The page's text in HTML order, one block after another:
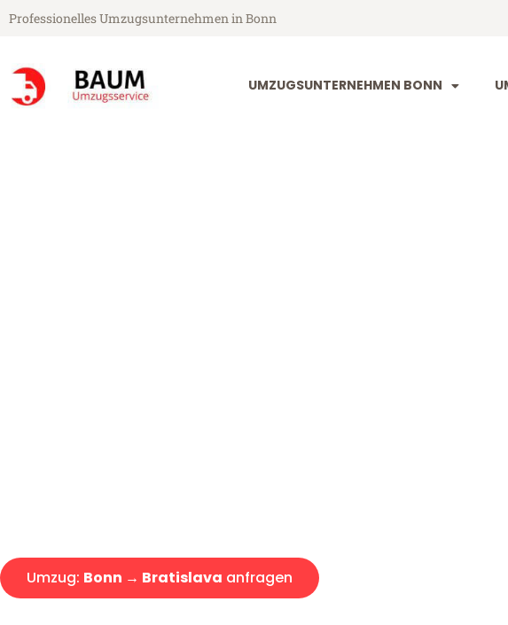
Professionelles Umzugsunternehmen in Bonn
UMZUGSUNTERNEHMEN BONN
Umzug: Bonn → Bratislava anfragen